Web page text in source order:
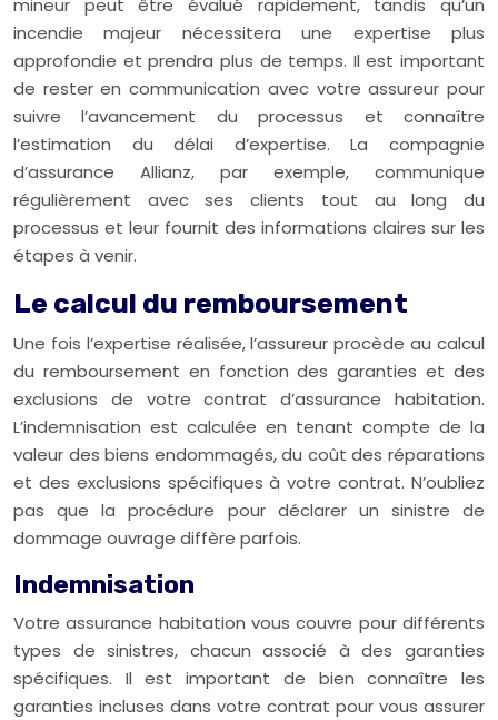
incendie majeur nécessitera une expertise plus
approfondie et prendra plus de temps. Il est important
de rester en communication avec votre assureur pour
suivre l’avancement du processus et connaître
l’estimation du délai d’expertise. La compagnie
d’assurance Allianz, par exemple, communique
régulièrement avec ses clients tout au long du
processus et leur fournit des informations claires sur les
étapes à venir.
Le calcul du remboursement
Une fois l’expertise réalisée, l’assureur procède au calcul
du remboursement en fonction des garanties et des
exclusions de votre contrat d’assurance habitation.
L’indemnisation est calculée en tenant compte de la
valeur des biens endommagés, du coût des réparations
et des exclusions spécifiques à votre contrat. N’oubliez
pas que la procédure pour déclarer un sinistre de
dommage ouvrage diffère parfois.
Indemnisation
Votre assurance habitation vous couvre pour différents
types de sinistres, chacun associé à des garanties
spécifiques. Il est important de bien connaître les
garanties incluses dans votre contrat pour vous assurer